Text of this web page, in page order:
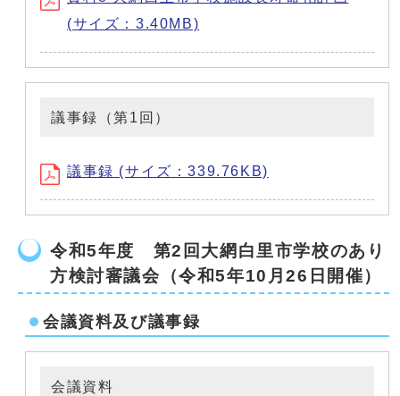
(サイズ：3.40MB)
議事録（第1回）
議事録 (サイズ：339.76KB)
令和5年度 第2回大網白里市学校のあり
方検討審議会（令和5年10月26日開催）
会議資料及び議事録
会議資料